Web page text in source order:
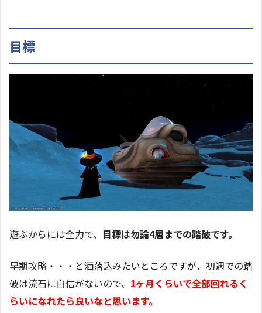
目標
遊ぶからには全力で、 目標は勿論4層までの踏破です。
早期攻略・・・と洒落込みたいところですが、初週での踏
破は流石に自信がないので、 1ヶ月くらいで全部回れるく
らいになれたら良いなと思います。